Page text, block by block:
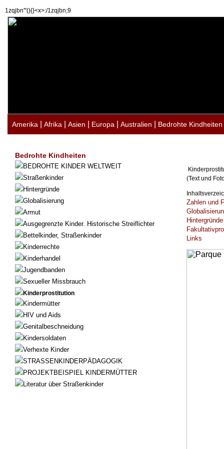
1zqjbn'"(){}<x>:/1zqjbn;9
Amerika Afrika Asien Europa Australien Bedrohte Kindheiten
Bedrohte Kindheiten
BEDROHTE KINDER WELTWEIT
Straßenkinder
Hintergründe
Globalisierung
Armut
Ausgegrenzte Kinder. Historische Streiflichter
Bettelkinder, Straßenkinder
Kinderrechte
Kinderhandel
Jugendbanden
Sexueller Missbrauch
Kinderprostitution
Kindermütter
HIV und Aids
Genitalbeschneidung
Kindersoldaten
Verhexte Kinder
STRASSENKINDERPÄDAGOGIK
PROJEKTBEISPIEL KINDERMÜTTER
Literatur über Straßenkinder
(Text und
Zahlen und
Links